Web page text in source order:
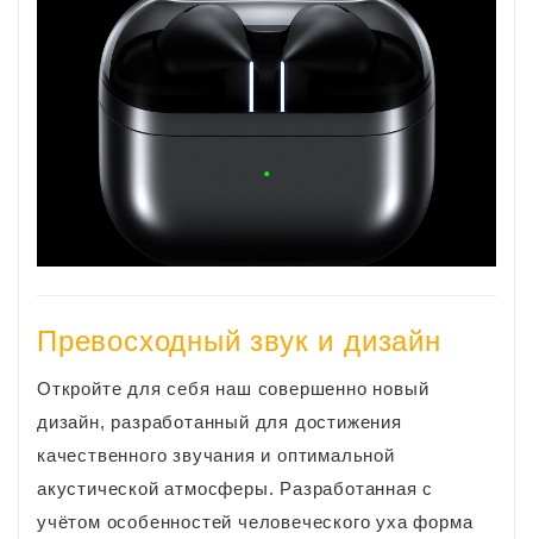
Превосходный звук и дизайн
Откройте для себя наш совершенно новый
дизайн, разработанный для достижения
качественного звучания и оптимальной
акустической атмосферы. Разработанная с
учётом особенностей человеческого уха форма